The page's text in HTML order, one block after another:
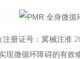
注册证号：冀械注准
现微循环障碍的有